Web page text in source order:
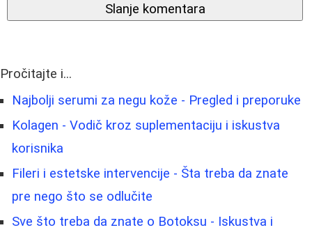
Slanje komentara
Pročitajte i...
Najbolji serumi za negu kože - Pregled i preporuke
Kolagen - Vodič kroz suplementaciju i iskustva
korisnika
Fileri i estetske intervencije - Šta treba da znate
pre nego što se odlučite
Sve što treba da znate o Botoksu - Iskustva i